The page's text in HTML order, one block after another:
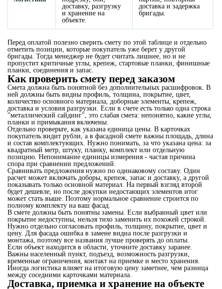
доставку, разгрузку
и хранение на
объекте.
доставка и задержка
бригады.
Перед оплатой полезно сверить смету по этой таблице и отдельно
отметить позиции, которые покупатель уже берет у другой
бригады. Тогда менеджер не будет считать лишнее, но и не
пропустит критичные углы, крепеж, стартовые планки, финишные
планки, соединения и запас.
Как проверить смету перед заказом
Смета должна быть понятной без дополнительных расшифровок. В
ней должны быть видны профиль, толщина, покрытие, цвет,
количество основного материала, доборные элементы, крепеж,
доставка и условия разгрузки. Если в счете есть только одна строка
"металлический сайдинг", это слабая смета: непонятно, какие углы,
планки и примыкания включены.
Отдельно проверьте, как указана единица цены. В карточках
покупатель видит рубли, а в фасадной смете важны площадь, длина
и состав комплектующих. Нужно понимать, за что указана цена: за
квадратный метр, штуку, планку, комплект или отдельную
позицию. Непонимание единицы измерения - частая причина
спора при сравнении предложений.
Сравнивать предложения нужно по одинаковому составу. Один
расчет может включать доборы, крепеж, запас и доставку, а другой
показывать только основной материал. На первый взгляд второй
будет дешевле, но после докупки недостающих элементов итог
может стать выше. Поэтому нормальное сравнение строится по
полному комплекту на ваш фасад.
В смете должны быть понятны замены. Если выбранный цвет или
покрытие недоступны, нельзя тихо заменить их похожей строкой.
Нужно отдельно согласовать профиль, толщину, покрытие, цвет и
цену. Для фасада ошибка в замене видна после разгрузки и
монтажа, поэтому все названия лучше проверять до оплаты.
Если объект находится в области, уточните доставку заранее.
Важны населенный пункт, подъезд, возможность разгрузки,
временные ограничения, контакт на приемке и место хранения.
Иногда логистика влияет на итоговую цену заметнее, чем разница
между соседними карточками материала.
Доставка, приемка и хранение на объекте